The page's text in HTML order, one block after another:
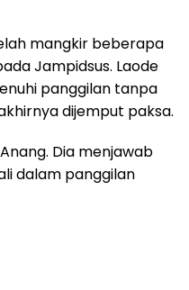
mangkir beberapa
Jampidsus. Laode
panggilan tanpa
dijemput paksa.
Dia menjawab
dalam panggilan